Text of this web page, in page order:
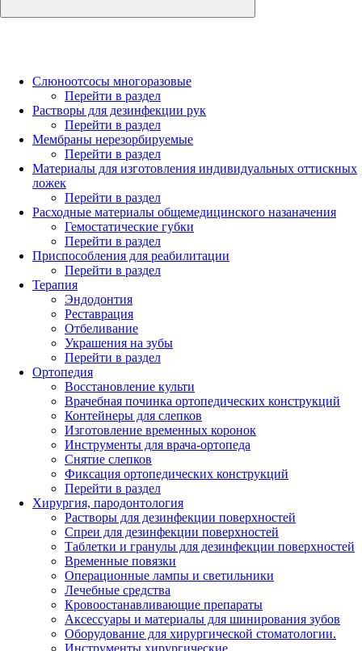
Слюноотсосы многоразовые
Перейти в раздел
Растворы для дезинфекции рук
Перейти в раздел
Мембраны нерезорбируемые
Перейти в раздел
Материалы для изготовления индивидуальных оттискных
ложек
Перейти в раздел
Расходные материалы общемедицинского назаначения
Гемостатические губки
Перейти в раздел
Приспособления для реабилитации
Перейти в раздел
Терапия
Эндодонтия
Реставрация
Отбеливание
Украшения на зубы
Перейти в раздел
Ортопедия
Восстановление культи
Врачебная починка ортопедических конструкций
Контейнеры для слепков
Изготовление временных коронок
Инструменты для врача-ортопеда
Снятие слепков
Фиксация ортопедических конструкций
Перейти в раздел
Хирургия, пародонтология
Растворы для дезинфекции поверхностей
Спреи для дезинфекции поверхностей
Таблетки и гранулы для дезинфекции поверхностей
Временные повязки
Операционные лампы и светильники
Лечебные средства
Кровоостанавливающие препараты
Аксессуары и материалы для шинирования зубов
Оборудование для хирургической стоматологии.
Инструменты хирургические